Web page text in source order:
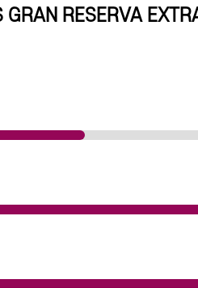
GRAN RESERVA